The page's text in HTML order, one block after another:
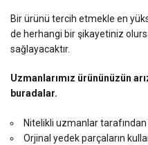
Bir ürünü tercih etmekle en
de herhangi bir şikayetiniz
sağlayacaktır.
Uzmanlarımız ürününüzün
buradalar.
Nitelikli uzmanlar
Orjinal yedek parçaların